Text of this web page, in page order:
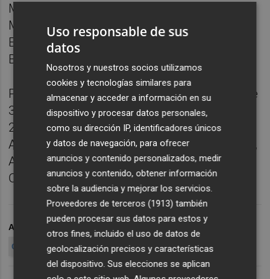
Mar, Elecnor, Ence, Abertis, ACS,
MerlinProperties, Acciona, OHL, Iberdrola,
Enagás, BBVA, Bankia, CatalanaOccidente y
BME forman esta lista.
Por otro lado,hay 12 valores en venta
(entre
3,5 y 5 puntos) mientras que al cierre de
2015 había 15. Se trata de Prisa, Deoleo,
Arcelor, Zardoya, Vidrala,Cementos Portland,
Abengoa, Uralita/Coemac, Inmobiliaria
Colonial, Realia,Solaria y BSCH.
ARCHIVADO EN
COTIZADAS ESPAÑOLAS
Uso responsable de sus
datos
Nosotros y nuestros socios utilizamos
cookies y tecnologías similares para
almacenar y acceder a información en su
dispositivo y procesar datos personales,
como su dirección IP, identificadores únicos
y datos de navegación, para ofrecer
anuncios y contenido personalizados, medir
anuncios y contenido, obtener información
sobre la audiencia y mejorar los servicios.
Proveedores de terceros (1913) también
pueden procesar sus datos para estos y
otros fines, incluido el uso de datos de
geolocalización precisos y características
del dispositivo. Sus elecciones se aplican